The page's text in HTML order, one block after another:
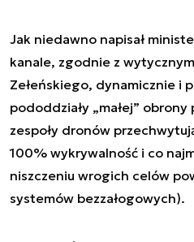
Jak niedawno napisał
kanale, zgodnie z
Zełeńskiego, dynamicznie i
pododdziały „małej”
zespoły dronów
100% wykrywalność i co
niszczeniu wrogich celów
systemów bezzałogowych).